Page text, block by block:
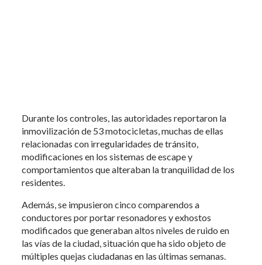
Durante los controles, las autoridades reportaron la
inmovilización de 53 motocicletas, muchas de ellas
relacionadas con irregularidades de tránsito,
modificaciones en los sistemas de escape y
comportamientos que alteraban la tranquilidad de los
residentes.
Además, se impusieron cinco comparendos a
conductores por portar resonadores y exhostos
modificados que generaban altos niveles de ruido en
las vías de la ciudad, situación que ha sido objeto de
múltiples quejas ciudadanas en las últimas semanas.